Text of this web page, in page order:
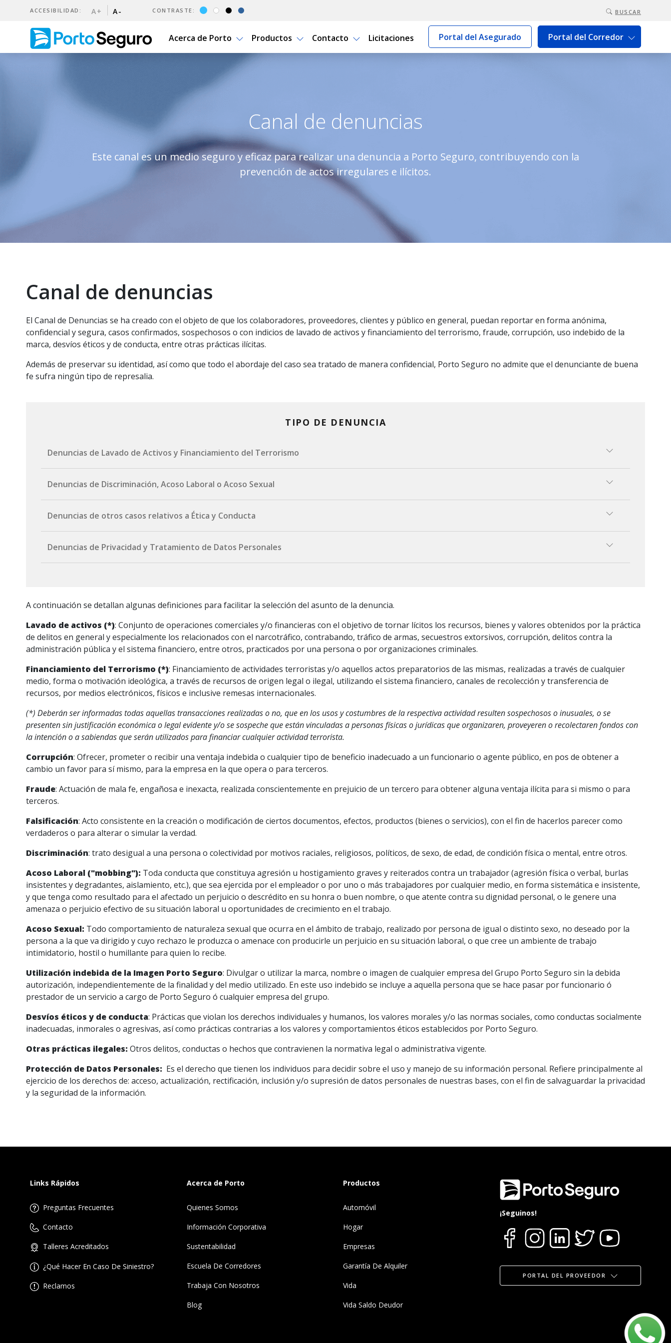
BUSCAR
ACCESIBILIDAD: A+ A- CONTRASTE:
Acerca de Porto Productos Contacto Licitaciones Portal del Asegurado Portal del Corredor
Canal de denuncias | Porto Seguro Uruguay
Canal de denuncias
Este canal es un medio seguro y eficaz para realizar una denuncia a Porto Seguro, contribuyendo con la
prevención de actos irregulares e ilícitos.
Canal de denuncias
El Canal de Denuncias se ha creado con el objeto de que los colaboradores, proveedores, clientes y público en general, puedan reportar en forma anónima,
confidencial y segura, casos confirmados, sospechosos o con indicios de lavado de activos y financiamiento del terrorismo, fraude, corrupción, uso indebido de la
marca, desvíos éticos y de conducta, entre otras prácticas ilícitas.
Además de preservar su identidad, así como que todo el abordaje del caso sea tratado de manera confidencial, Porto Seguro no admite que el denunciante de buena
fe sufra ningún tipo de represalia.
TIPO DE DENUNCIA
Denuncias de Lavado de Activos y Financiamiento del Terrorismo
Por correo electrónico:lavadodeactivos@portoseguro.com.uy
Denuncias de Discriminación, Acoso Laboral o Acoso Sexual
Por correo electrónico:ComitedeEticayConducta@portoseguro.com.uy
Denuncias de otros casos relativos a Ética y Conducta
Por correo electrónico:ComitedeEticayConducta@portoseguro.com.uy
Denuncias de Privacidad y Tratamiento de Datos Personales
A continuación se detallan algunas definiciones para facilitar la selección del asunto de la denuncia.
Lavado de activos (*): Conjunto de operaciones comerciales y/o financieras con el objetivo de tornar lícitos los recursos, bienes y valores obtenidos por la práctica
de delitos en general y especialmente los relacionados con el narcotráfico, contrabando, tráfico de armas, secuestros extorsivos, corrupción, delitos contra la
administración pública y el sistema financiero, entre otros, practicados por una persona o por organizaciones criminales.
Financiamiento del Terrorismo (*): Financiamiento de actividades terroristas y/o aquellos actos preparatorios de las mismas, realizadas a través de cualquier
medio, forma o motivación ideológica, a través de recursos de origen legal o ilegal, utilizando el sistema financiero, canales de recolección y transferencia de
recursos, por medios electrónicos, físicos e inclusive remesas internacionales.
(*) Deberán ser informadas todas aquellas transacciones realizadas o no, que en los usos y costumbres de la respectiva actividad resulten sospechosos o inusuales, o se
presenten sin justificación económica o legal evidente y/o se sospeche que están vinculadas a personas físicas o jurídicas que organizaren, proveyeren o recolectaren fondos con
la intención o a sabiendas que serán utilizados para financiar cualquier actividad terrorista.
Corrupción: Ofrecer, prometer o recibir una ventaja indebida o cualquier tipo de beneficio inadecuado a un funcionario o agente público, en pos de obtener a
cambio un favor para sí mismo, para la empresa en la que opera o para terceros.
Fraude: Actuación de mala fe, engañosa e inexacta, realizada conscientemente en prejuicio de un tercero para obtener alguna ventaja ilícita para si mismo o para
terceros.
Falsificación: Acto consistente en la creación o modificación de ciertos documentos, efectos, productos (bienes o servicios), con el fin de hacerlos parecer como
verdaderos o para alterar o simular la verdad.
Discriminación: trato desigual a una persona o colectividad por motivos raciales, religiosos, políticos, de sexo, de edad, de condición física o mental, entre otros.
Acoso Laboral ("mobbing"): Toda conducta que constituya agresión u hostigamiento graves y reiterados contra un trabajador (agresión física o verbal, burlas
insistentes y degradantes, aislamiento, etc.), que sea ejercida por el empleador o por uno o más trabajadores por cualquier medio, en forma sistemática e insistente,
y que tenga como resultado para el afectado un perjuicio o descrédito en su honra o buen nombre, o que atente contra su dignidad personal, o le genere una
amenaza o perjuicio efectivo de su situación laboral u oportunidades de crecimiento en el trabajo.
Acoso Sexual: Todo comportamiento de naturaleza sexual que ocurra en el ámbito de trabajo, realizado por persona de igual o distinto sexo, no deseado por la
persona a la que va dirigido y cuyo rechazo le produzca o amenace con producirle un perjuicio en su situación laboral, o que cree un ambiente de trabajo
intimidatorio, hostil o humillante para quien lo recibe.
Utilización indebida de la Imagen Porto Seguro: Divulgar o utilizar la marca, nombre o imagen de cualquier empresa del Grupo Porto Seguro sin la debida
autorización, independientemente de la finalidad y del medio utilizado. En este uso indebido se incluye a aquella persona que se hace pasar por funcionario ó
prestador de un servicio a cargo de Porto Seguro ó cualquier empresa del grupo.
Desvíos éticos y de conducta: Prácticas que violan los derechos individuales y humanos, los valores morales y/o las normas sociales, como conductas socialmente
inadecuadas, inmorales o agresivas, así como prácticas contrarias a los valores y comportamientos éticos establecidos por Porto Seguro.
Otras prácticas ilegales: Otros delitos, conductas o hechos que contravienen la normativa legal o administrativa vigente.
Protección de Datos Personales: Es el derecho que tienen los individuos para decidir sobre el uso y manejo de su información personal. Refiere principalmente al
ejercicio de los derechos de: acceso, actualización, rectificación, inclusión y/o supresión de datos personales de nuestras bases, con el fin de salvaguardar la privacidad
y la seguridad de la información.
Links Rápidos
Preguntas Frecuentes
Contacto
Talleres Acreditados
¿Qué Hacer En Caso De Siniestro?
Reclamos
Acerca de Porto
Quienes Somos
Información Corporativa
Sustentabilidad
Escuela De Corredores
Trabaja Con Nosotros
Blog
Productos
Automóvil
Hogar
Empresas
Garantía De Alquiler
Vida
Vida Saldo Deudor
¡Seguinos!
PORTAL DEL PROVEEDOR